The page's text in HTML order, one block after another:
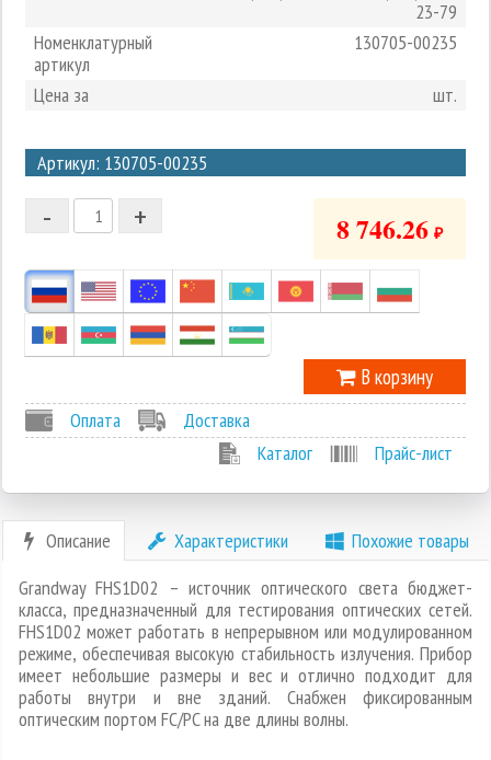
23-79
Номенклатурный
артикул
130705-00235
Цена за шт.
Артикул: 130705-00235
2
1
-1
+
- 8 746.26 ₽
В корзину
Оплата
Доставка
Каталог
Прайс-лист
Описание Характеристики
Похожие товары
Grandway FHS1D02 – источник оптического света бюджет-
класса, предназначенный для тестирования оптических сетей.
FHS1D02 может работать в непрерывном или модулированном
режиме, обеспечивая высокую стабильность излучения. Прибор
имеет небольшие размеры и вес и отлично подходит для
работы внутри и вне зданий. Снабжен фиксированным
оптическим портом FC/PC на две длины волны.